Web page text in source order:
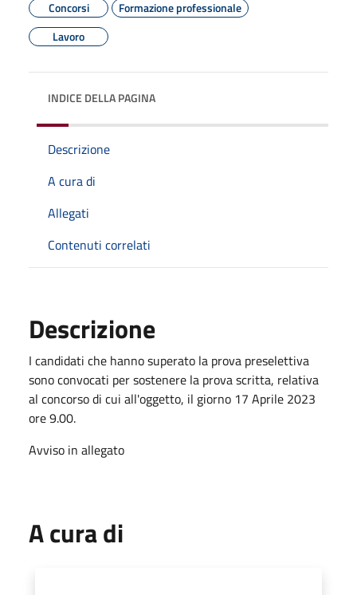
Concorsi
Formazione professionale
Lavoro
INDICE DELLA PAGINA
Descrizione
A cura di
Allegati
Contenuti correlati
Descrizione
I candidati che hanno superato la prova preselettiva
sono convocati per sostenere la prova scritta, relativa
al concorso di cui all'oggetto, il giorno 17 Aprile 2023
ore 9.00.
Avviso in allegato
A cura di